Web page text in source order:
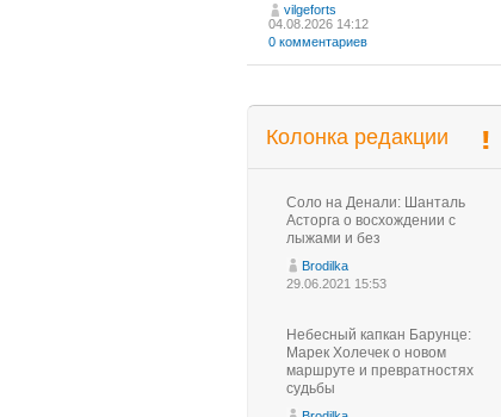
vilgeforts
04.08.2026 14:12
0 комментариев
Колонка редакции
Соло на Денали: Шанталь
Асторга о восхождении с
лыжами и без
Brodilka
29.06.2021 15:53
Небесный капкан Барунце:
Марек Холечек о новом
маршруте и превратностях
судьбы